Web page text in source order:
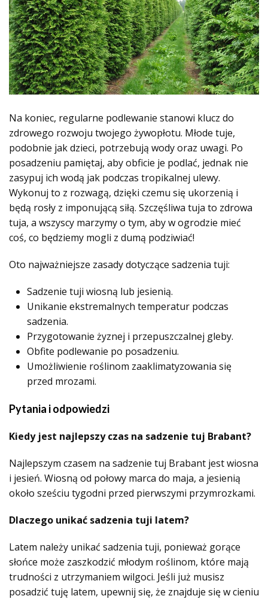
Na koniec, regularne podlewanie stanowi klucz do
zdrowego rozwoju twojego żywopłotu. Młode tuje,
podobnie jak dzieci, potrzebują wody oraz uwagi. Po
posadzeniu pamiętaj, aby obficie je podlać, jednak nie
zasypuj ich wodą jak podczas tropikalnej ulewy.
Wykonuj to z rozwagą, dzięki czemu się ukorzenią i
będą rosły z imponującą siłą. Szczęśliwa tuja to zdrowa
tuja, a wszyscy marzymy o tym, aby w ogrodzie mieć
coś, co będziemy mogli z dumą podziwiać!
Oto najważniejsze zasady dotyczące sadzenia tuji:
Sadzenie tuji wiosną lub jesienią.
Unikanie ekstremalnych temperatur podczas
sadzenia.
Przygotowanie żyznej i przepuszczalnej gleby.
Obfite podlewanie po posadzeniu.
Umożliwienie roślinom zaaklimatyzowania się
przed mrozami.
Pytania i odpowiedzi
Kiedy jest najlepszy czas na sadzenie tuj Brabant?
Najlepszym czasem na sadzenie tuj Brabant jest wiosna
i jesień. Wiosną od połowy marca do maja, a jesienią
około sześciu tygodni przed pierwszymi przymrozkami.
Dlaczego unikać sadzenia tuji latem?
Latem należy unikać sadzenia tuji, ponieważ gorące
słońce może zaszkodzić młodym roślinom, które mają
trudności z utrzymaniem wilgoci. Jeśli już musisz
posadzić tuję latem, upewnij się, że znajduje się w cieniu